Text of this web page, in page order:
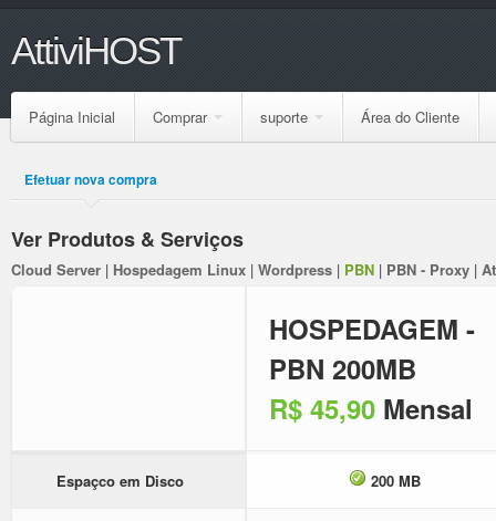
AttiviHOST
Página Inicial Comprar suporte Área do Cliente
Efetuar nova compra
Ver Produtos & Serviços
Cloud Server | Hospedagem Linux | Wordpress | PBN | PBN - Proxy |
HOSPEDAGEM -
PBN 200MB
R$ 45,90 Mensal
Espaçco em Disco 200 MB